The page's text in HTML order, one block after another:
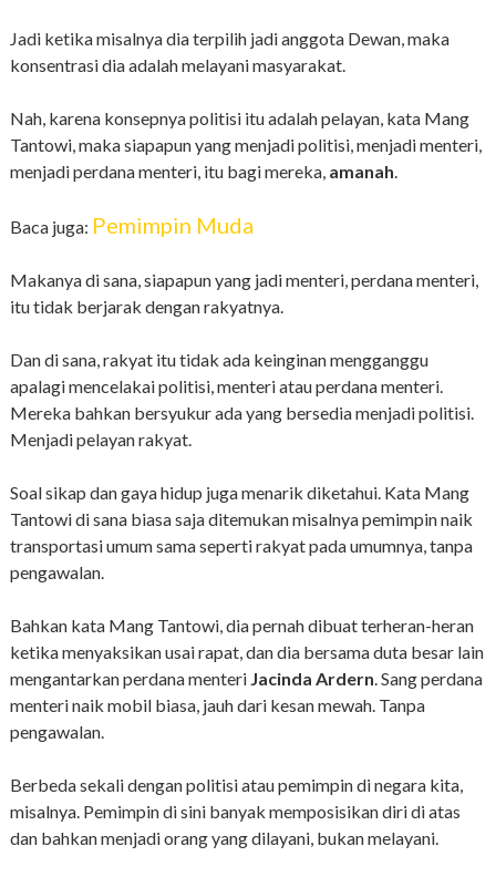
Jadi ketika misalnya dia terpilih jadi anggota Dewan, maka
konsentrasi dia adalah melayani masyarakat.
Nah, karena konsepnya politisi itu adalah pelayan, kata Mang
Tantowi, maka siapapun yang menjadi politisi, menjadi menteri,
menjadi perdana menteri, itu bagi mereka, amanah.
Baca juga: Pemimpin Muda
Makanya di sana, siapapun yang jadi menteri, perdana menteri,
itu tidak berjarak dengan rakyatnya.
Dan di sana, rakyat itu tidak ada keinginan mengganggu
apalagi mencelakai politisi, menteri atau perdana menteri.
Mereka bahkan bersyukur ada yang bersedia menjadi politisi.
Menjadi pelayan rakyat.
Soal sikap dan gaya hidup juga menarik diketahui. Kata Mang
Tantowi di sana biasa saja ditemukan misalnya pemimpin naik
transportasi umum sama seperti rakyat pada umumnya, tanpa
pengawalan.
Bahkan kata Mang Tantowi, dia pernah dibuat terheran-heran
ketika menyaksikan usai rapat, dan dia bersama duta besar lain
mengantarkan perdana menteri Jacinda Ardern. Sang perdana
menteri naik mobil biasa, jauh dari kesan mewah. Tanpa
pengawalan.
Berbeda sekali dengan politisi atau pemimpin di negara kita,
misalnya. Pemimpin di sini banyak memposisikan diri di atas
dan bahkan menjadi orang yang dilayani, bukan melayani.